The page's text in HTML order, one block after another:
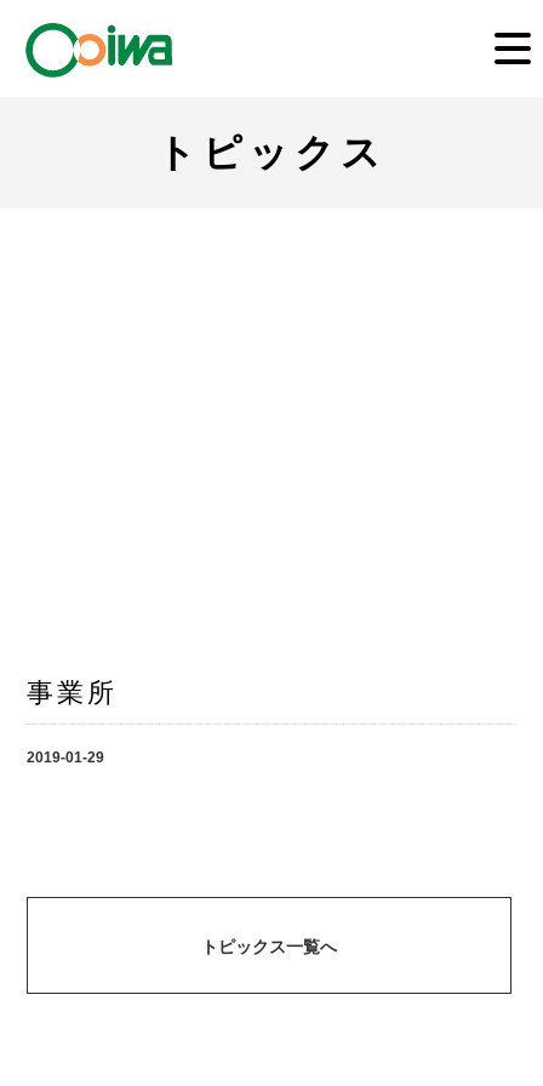
トピックス
事業所
2019-01-29
トピックス一覧へ